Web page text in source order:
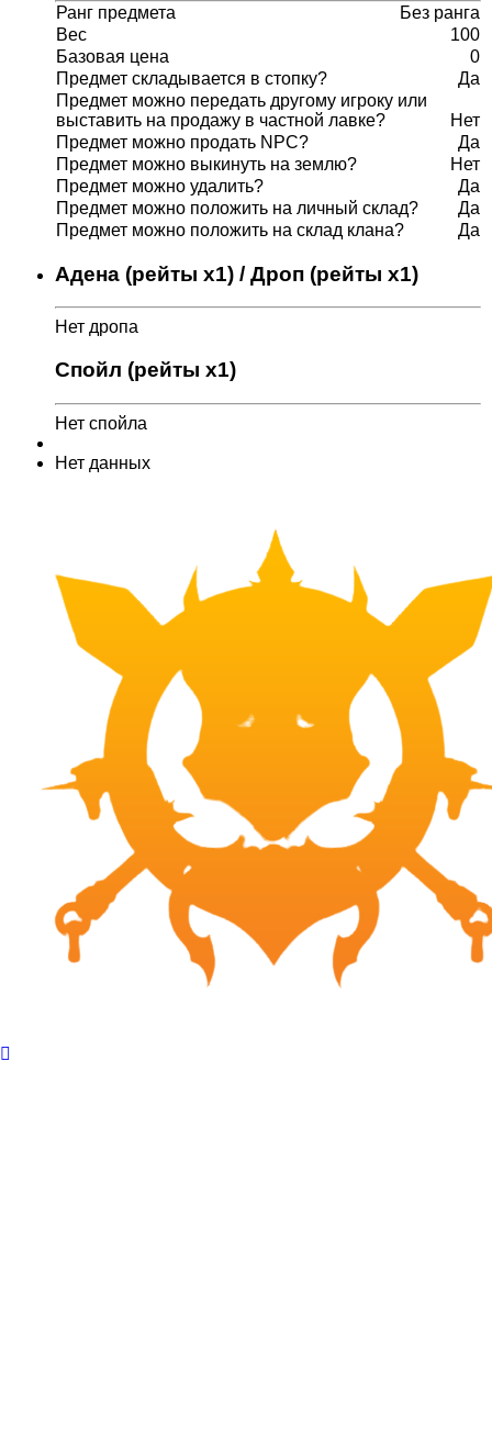
Ранг предмета
Без ранга
Вес
100
Базовая цена
0
Предмет складывается в стопку?
Да
Предмет можно передать другому игроку или
выставить на продажу в частной лавке?
Нет
Предмет можно продать NPC?
Да
Предмет можно выкинуть на землю?
Нет
Предмет можно удалить?
Да
Предмет можно положить на личный склад?
Да
Предмет можно положить на склад клана?
Да
Адена (рейты x1) / Дроп (рейты x1)
Нет дропа
Спойл (рейты x1)
Нет спойла
Нет данных